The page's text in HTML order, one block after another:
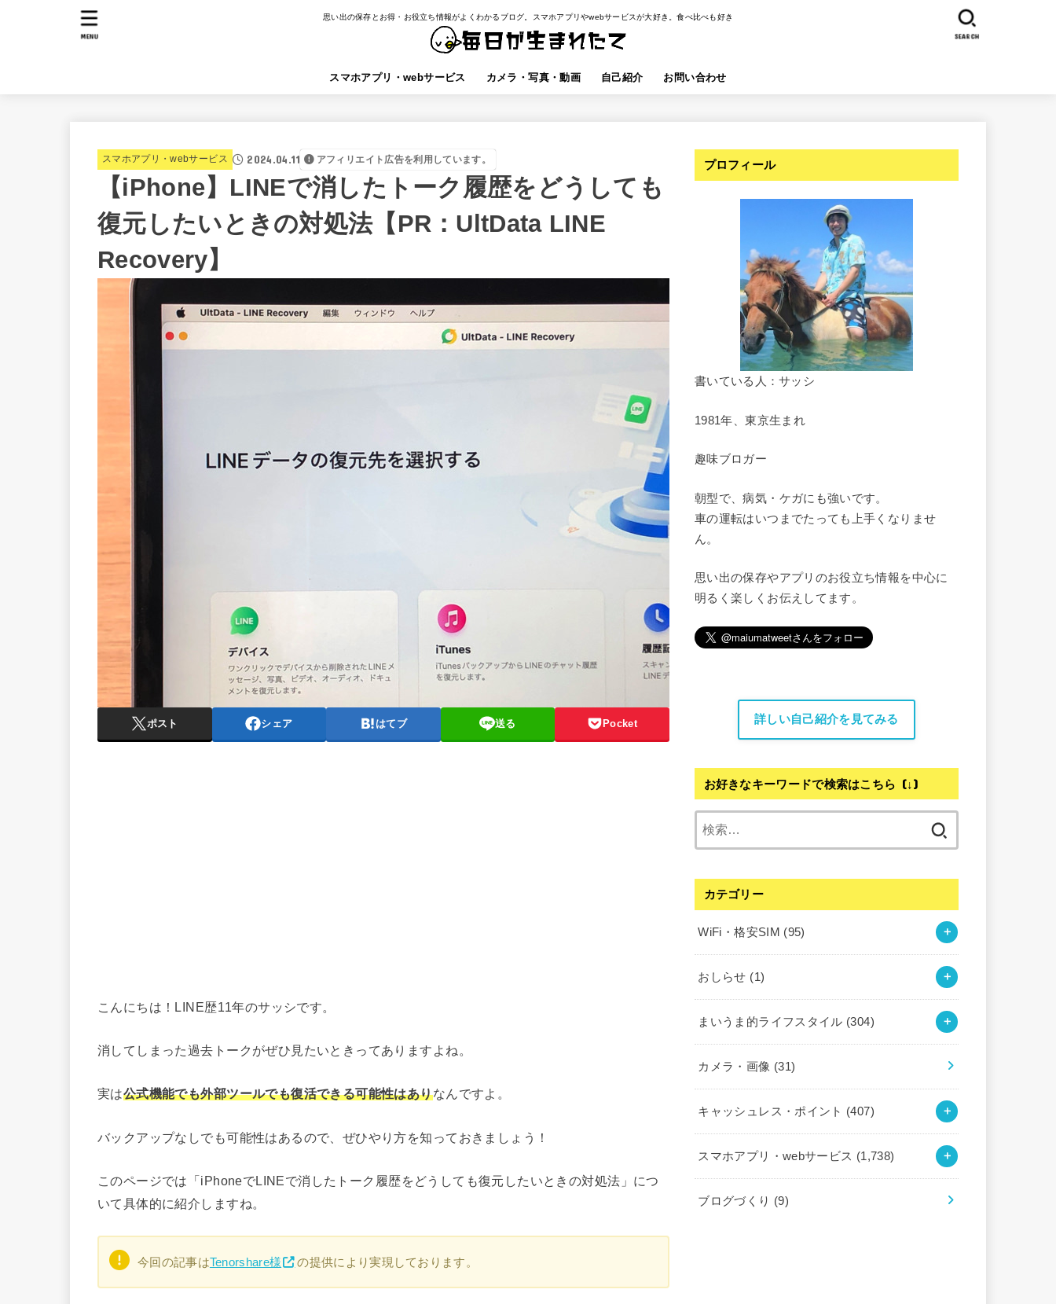
思い出の保存とお得・お役立ち情報がよくわかるブログ。スマホアプリやwebサービスが大好き。食べ比べも好き
スマホアプリ・webサービス カメラ・写真・動画 自己紹介 お問い合わせ
SEARCH
MENU
スマホアプリ・webサービス 2024.04.11 アフィリエイト広告を利用しています。
【iPhone】LINEで消したトーク履歴をどうしても
復元したいときの対処法【PR：UltData LINE
Recovery】
ポスト シェア はてブ 送る Pocket
こんにちは！LINE歴11年のサッシです。
消してしまった過去トークがぜひ見たいときってありますよね。
実は公式機能でも外部ツールでも復活できる可能性はありなんですよ。
バックアップなしでも可能性はあるので、ぜひやり方を知っておきましょう！
このページでは「iPhoneでLINEで消したトーク履歴をどうしても復元したいときの対処法」につ
いて具体的に紹介しますね。
今回の記事はTenorshare様 の提供により実現しております。
プロフィール
書いている人：サッシ
1981年、東京生まれ
趣味ブロガー
朝型で、病気・ケガにも強いです。
車の運転はいつまでたっても上手くなりませ
ん。
思い出の保存やアプリのお役立ち情報を中心に
明るく楽しくお伝えしてます。
詳しい自己紹介を見てみる
お好きなキーワードで検索はこちら (↓)
カテゴリー
WiFi・格安SIM (95)
おしらせ (1)
まいうま的ライフスタイル (304)
カメラ・画像 (31)
キャッシュレス・ポイント (407)
スマホアプリ・webサービス (1,738)
ブログづくり (9)